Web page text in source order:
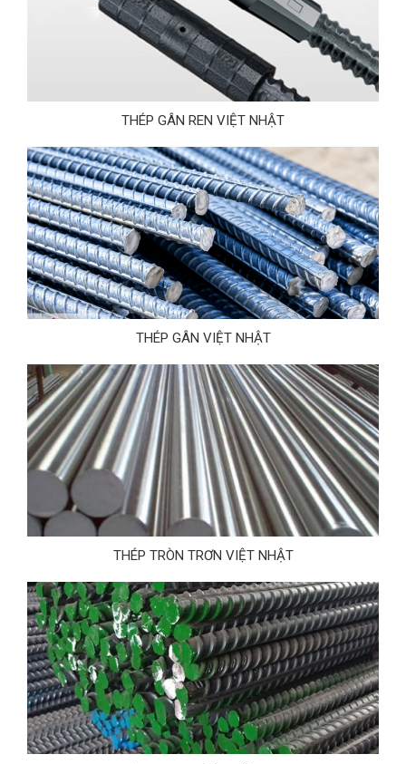
THÉP GÂN REN VIỆT NHẬT
THÉP GÂN VIỆT NHẬT
THÉP TRÒN TRƠN VIỆT NHẬT